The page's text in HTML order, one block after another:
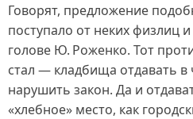
Говорят, предложение
поступало от неких физлиц
голове Ю. Роженко. Тот
стал — кладбища отдавать в
нарушить закон. Да и
«хлебное» место, как